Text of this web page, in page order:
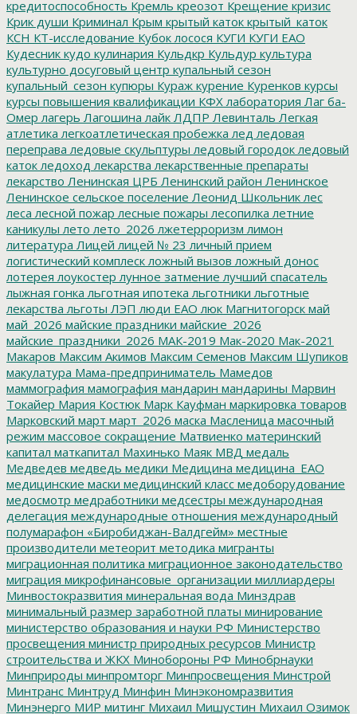
кредитоспособность Кремль креозот Крещение кризис
Крик души Криминал Крым крытый каток крытый_каток
КСН КТ-исследование Кубок лосося КУГИ КУГИ ЕАО
Кудесник кудо кулинария Кульдкр Кульдур культура
культурно досуговый центр купальный сезон
купальный_сезон купюры Кураж курение Куренков курсы
курсы повышения квалификации КФХ лаборатория Лаг ба-
Омер лагерь Лагошина лайк ЛДПР Левинталь Легкая
атлетика легкоатлетическая пробежка лед ледовая
переправа ледовые скульптуры ледовый городок ледовый
каток ледоход лекарства лекарственные препараты
лекарство Ленинская ЦРБ Ленинский район Ленинское
Ленинское сельское поселение Леонид Школьник лес
леса лесной пожар лесные пожары лесопилка летние
каникулы лето лето_2026 лжетерроризм лимон
литература Лицей лицей № 23 личный прием
логистический комплеск ложный вызов ложный донос
лотерея лоукостер лунное затмение лучший спасатель
лыжная гонка льготная ипотека льготники льготные
лекарства льготы ЛЭП люди ЕАО люк Магнитогорск май
май_2026 майские праздники майские_2026
майские_праздники_2026 МАК-2019 Мак-2020 Мак-2021
Макаров Максим Акимов Максим Семенов Максим Шупиков
макулатура Мама-предприниматель Мамедов
маммография мамография мандарин мандарины Марвин
Токайер Мария Костюк Марк Кауфман маркировка товаров
Марковский март март_2026 маска Масленица масочный
режим массовое сокращение Матвиенко материнский
капитал маткапитал Махинько Маяк МВД медаль
Медведев медведь медики Медицина медицина_ЕАО
медицинские маски медицинский класс медоборудование
медосмотр медработники медсестры международная
делегация международные отношения международный
полумарафон «Биробиджан-Валдгейм» местные
производители метеорит методика мигранты
миграционная политика миграционное законодательство
миграция микрофинансовые_организации миллиардеры
Минвостокразвития минеральная вода Минздрав
минимальный размер заработной платы минирование
министерство образования и науки РФ Министерство
просвещения министр природных ресурсов Министр
строительства и ЖКХ Минобороны РФ Минобрнауки
Минприроды минпромторг Минпросвещения Минстрой
Минтранс Минтруд Минфин Минэкономразвития
Минэнерго МИР митинг Михаил Мишустин Михаил Озимок